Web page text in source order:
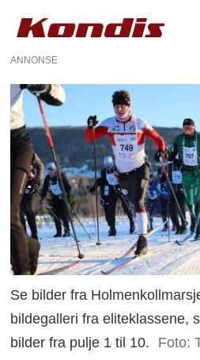
ANNONSE
Se bilder fra
bildegalleri fra eliteklassene,
bilder fra pulje 1 til 10.
Foto: